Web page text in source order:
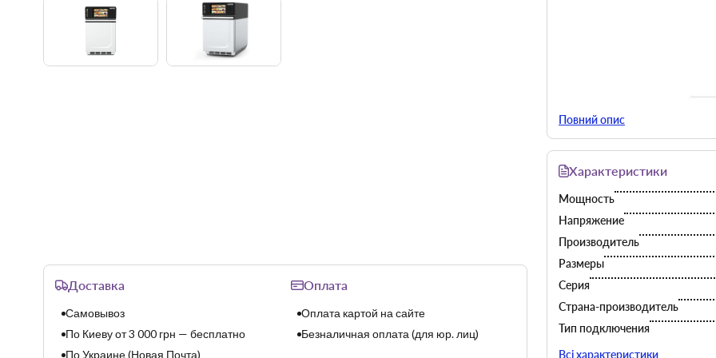
Доставка
Самовывоз
По Киеву от 3 000 грн — бесплатно
По Украине (Новая Почта)
Оплата
Оплата картой на сайте
Безналичная оплата (для юр. лиц)
чем просто готовить вкусные
Создание, обновление
приготовлении,
неизменный отличный
Повний опис
Характеристики
Мощность
Напряжение
Производитель
Размеры
Серия
Страна-производитель
Тип подключения
Тип управления
Всі характеристики